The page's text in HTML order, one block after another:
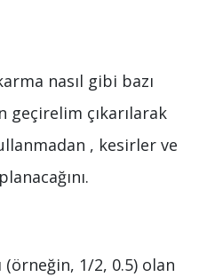
nasıl gibi bazı
çıkarılarak
, kesirler ve
1/2, 0.5) olan